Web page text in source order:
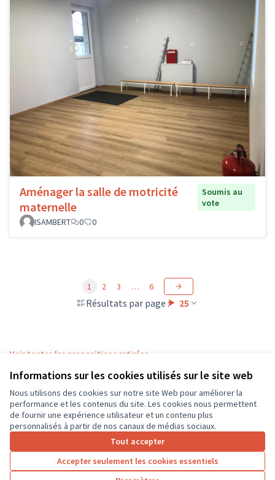
Informations sur les cookies utilisés sur le site web
Nous utilisons des cookies sur notre site Web pour améliorer la
performance et les contenus du site. Les cookies nous permettent
de fournir une expérience utilisateur et un contenu plus
personnalisés à partir de nos canaux de médias sociaux.
Tout accepter
Accepter seulement les cookies essentiels
Aménager la salle de motricité
maternelle
Soumis au
vote
ISAMBERT
0 0
Résultats par page : 25
1 2 3 … 6
Voir toutes les propositions retirées
Conditions d'utilisation
Paramètres des cookies
CD37 sur X
(Lien externe)
CD37 sur Facebook
CD37 sur Instagram
CD37 sur YouTube
(Lien externe)
Licence
(Lien